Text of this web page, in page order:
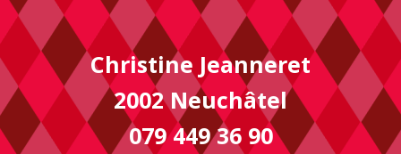
Christine Jeanneret
2002 Neuchâtel
079 449 36 90